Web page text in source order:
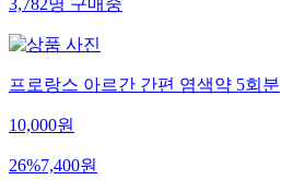
3,782명구매중
프로랑스 아르간 간편 염색약 5회분
10,000원
26%7,400원